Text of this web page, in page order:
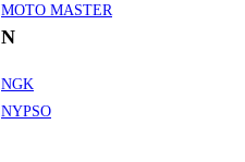
MOTO MASTER
N
NGK
NYPSO